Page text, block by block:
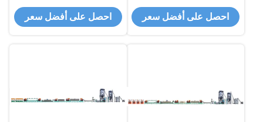
لسمك الرباط 0.5-1.3 مم
احصل على أفضل سعر
The Upgrade Your
Production Line
احصل على أفضل سعر